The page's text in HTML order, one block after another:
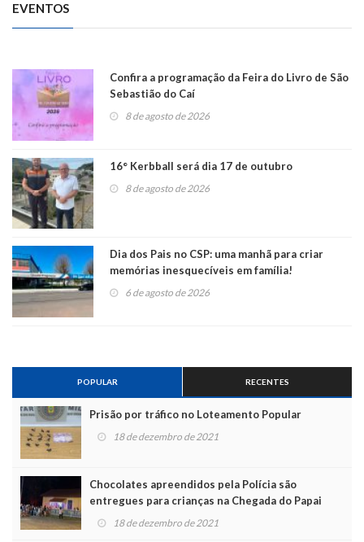
EVENTOS
Confira a programação da Feira do Livro de São
Sebastião do Caí
8 de agosto de 2026
16° Kerbball será dia 17 de outubro
8 de agosto de 2026
Dia dos Pais no CSP: uma manhã para criar
memórias inesquecíveis em família!
6 de agosto de 2026
POPULAR RECENTES
Prisão por tráfico no Loteamento Popular
18 de dezembro de 2021
Chocolates apreendidos pela Polícia são
entregues para crianças na Chegada do Papai
Noel 18 de dezembro de 2021